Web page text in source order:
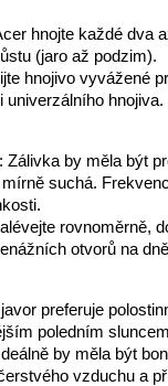
hnojte každé dva
(jaro až podzim).
hnojivo vyvážené
hnojiva.
Zálivka by měla být
suchá.
rovnoměrně,
otvorů na
preferuje
poledním
by měla být
vzduchu a